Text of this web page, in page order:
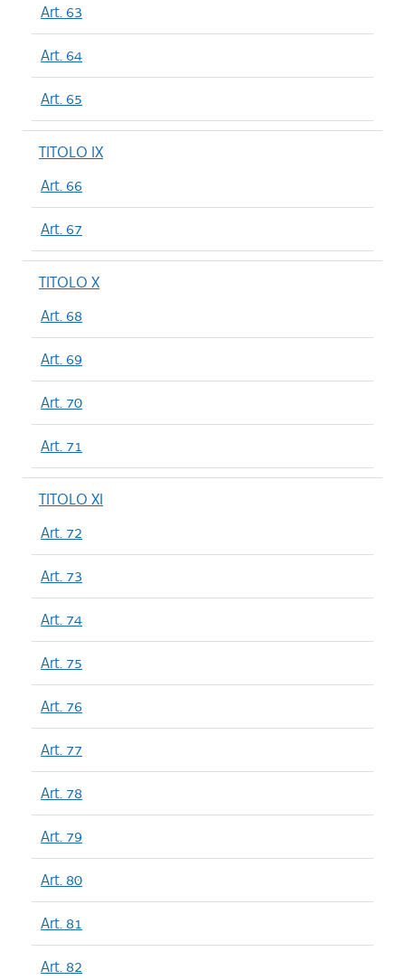
Art. 63
Art. 64
Art. 65
TITOLO IX
Art. 66
Art. 67
TITOLO X
Art. 68
Art. 69
Art. 70
Art. 71
TITOLO XI
Art. 72
Art. 73
Art. 74
Art. 75
Art. 76
Art. 77
Art. 78
Art. 79
Art. 80
Art. 81
Art. 82